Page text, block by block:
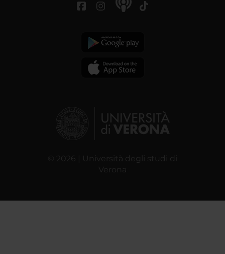
© 2026 | Università degli studi di
Verona